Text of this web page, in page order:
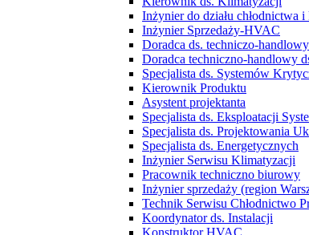
Inżynier do działu chłodnictwa
Inżynier Sprzedaży-HVAC
Doradca ds. techniczo-
Doradca techniczno-handlowy
Specjalista ds. Systemów
Kierownik Produktu
Asystent projektanta
Specjalista ds. Eksploatacji
Specjalista ds. Projektowania
Specjalista ds. Energetycznych
Inżynier Serwisu Klimatyzacji
Pracownik techniczno biurowy
Inżynier sprzedaży (region
Technik Serwisu Chłodnictwo
Koordynator ds. Instalacji
Konstruktor HVAC